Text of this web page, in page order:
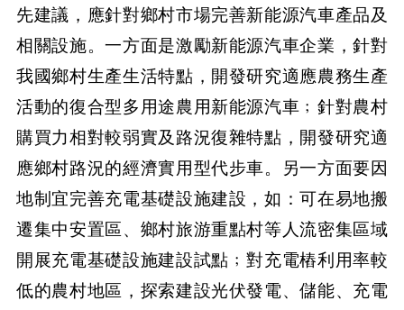
先建議，應針對鄉村市場完善新能源汽車產品及
相關設施。一方面是激勵新能源汽車企業，針對
我國鄉村生產生活特點，開發研究適應農務生產
活動的復合型多用途農用新能源汽車﹔針對農村
購買力相對較弱實及路況復雜特點，開發研究適
應鄉村路況的經濟實用型代步車。另一方面要因
地制宜完善充電基礎設施建設，如：可在易地搬
遷集中安置區、鄉村旅游重點村等人流密集區域
開展充電基礎設施建設試點﹔對充電樁利用率較
低的農村地區，探索建設光伏發電、儲能、充電